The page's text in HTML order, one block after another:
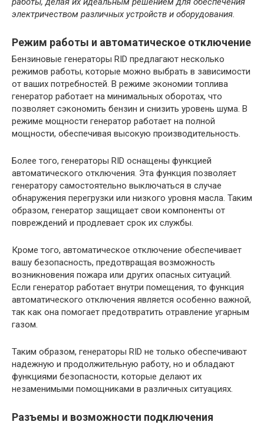
электричеством различных устройств и оборудования.
Режим работы и автоматическое отключение
Бензиновые генераторы RID предлагают несколько
режимов работы, которые можно выбрать в зависимости
от ваших потребностей. В режиме экономии топлива
генератор работает на минимальных оборотах, что
позволяет сэкономить бензин и снизить уровень шума. В
режиме мощности генератор работает на полной
мощности, обеспечивая высокую производительность.
Более того, генераторы RID оснащены функцией
автоматического отключения. Эта функция позволяет
генератору самостоятельно выключаться в случае
обнаружения перегрузки или низкого уровня масла. Таким
образом, генератор защищает свои компоненты от
повреждений и продлевает срок их службы.
Кроме того, автоматическое отключение обеспечивает
вашу безопасность, предотвращая возможность
возникновения пожара или других опасных ситуаций.
Если генератор работает внутри помещения, то функция
автоматического отключения является особенно важной,
так как она помогает предотвратить отравление угарным
газом.
Таким образом, генераторы RID не только обеспечивают
надежную и продолжительную работу, но и обладают
функциями безопасности, которые делают их
незаменимыми помощниками в различных ситуациях.
Разъемы и возможности подключения